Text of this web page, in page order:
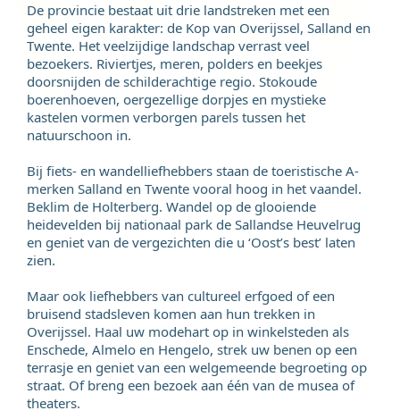
De provincie bestaat uit drie landstreken met een
geheel eigen karakter: de Kop van Overijssel, Salland en
Twente. Het veelzijdige landschap verrast veel
bezoekers. Riviertjes, meren, polders en beekjes
doorsnijden de schilderachtige regio. Stokoude
boerenhoeven, oergezellige dorpjes en mystieke
kastelen vormen verborgen parels tussen het
natuurschoon in.
Bij fiets- en wandelliefhebbers staan de toeristische A-
merken Salland en Twente vooral hoog in het vaandel.
Beklim de Holterberg. Wandel op de glooiende
heidevelden bij nationaal park de Sallandse Heuvelrug
en geniet van de vergezichten die u ‘Oost’s best’ laten
zien.
Maar ook liefhebbers van cultureel erfgoed of een
bruisend stadsleven komen aan hun trekken in
Overijssel. Haal uw modehart op in winkelsteden als
Enschede, Almelo en Hengelo, strek uw benen op een
terrasje en geniet van een welgemeende begroeting op
straat. Of breng een bezoek aan één van de musea of
theaters.